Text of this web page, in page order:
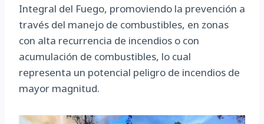
Integral del Fuego, promoviendo la prevención a
través del manejo de combustibles, en zonas
con alta recurrencia de incendios o con
acumulación de combustibles, lo cual
representa un potencial peligro de incendios de
mayor magnitud.